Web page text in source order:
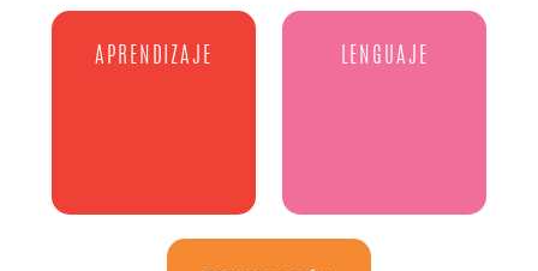
APRENDIZAJE LENGUAJE